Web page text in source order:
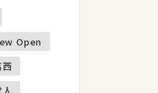
Open
西